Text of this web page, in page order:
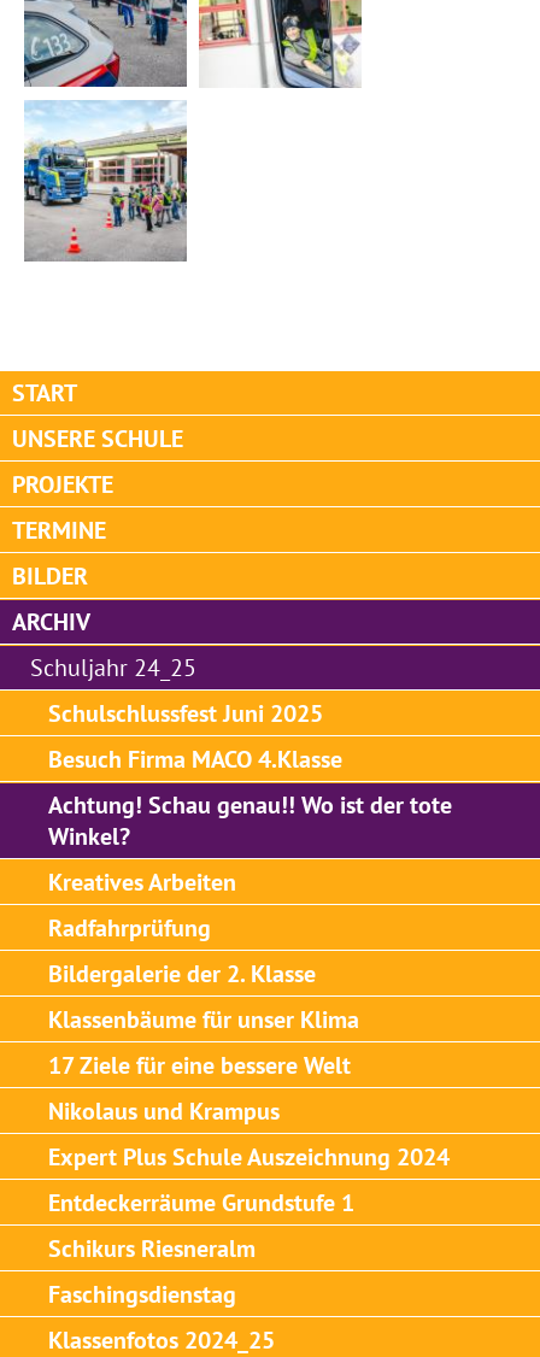
START
UNSERE SCHULE
PROJEKTE
TERMINE
BILDER
ARCHIV
Schuljahr 24_25
Schulschlussfest Juni 2025
Besuch Firma MACO 4.Klasse
Achtung! Schau genau!! Wo ist der tote
Winkel?
Kreatives Arbeiten
Radfahrprüfung
Bildergalerie der 2. Klasse
Klassenbäume für unser Klima
17 Ziele für eine bessere Welt
Nikolaus und Krampus
Expert Plus Schule Auszeichnung 2024
Entdeckerräume Grundstufe 1
Schikurs Riesneralm
Faschingsdienstag
Klassenfotos 2024_25